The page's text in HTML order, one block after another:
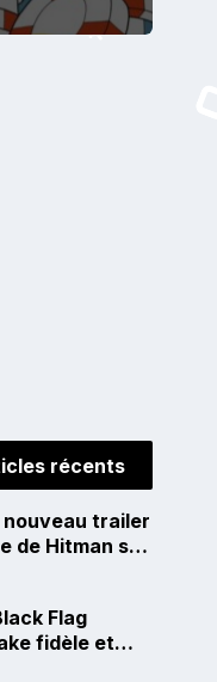
récents
trailer
de Hitman sur
Flag
fidèle et
juillet sur